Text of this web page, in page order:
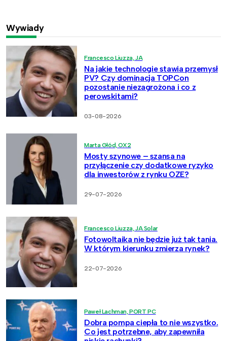
Wywiady
Francesco Liuzza, JA
Na jakie technologie stawia przemysł
PV? Czy dominacja TOPCon
pozostanie niezagrożona i co z
perowskitami?
03-08-2026
Marta Głód, OX2
Mosty szynowe – szansa na
przyłączenie czy dodatkowe ryzyko
dla inwestorów z rynku OZE?
29-07-2026
Francesco Liuzza, JA Solar
Fotowoltaika nie będzie już tak tania.
W którym kierunku zmierza rynek?
22-07-2026
Paweł Lachman, PORT PC
Dobra pompa ciepła to nie wszystko.
Co jest potrzebne, aby zapewniła